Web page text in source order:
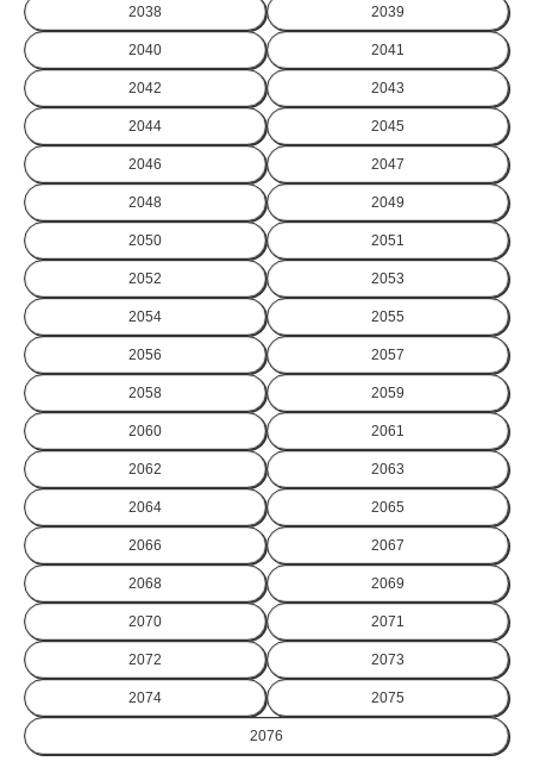
2038 2039
2040 2041
2042 2043
2044 2045
2046 2047
2048 2049
2050 2051
2052 2053
2054 2055
2056 2057
2058 2059
2060 2061
2062 2063
2064 2065
2066 2067
2068 2069
2070 2071
2072 2073
2074 2075
2076